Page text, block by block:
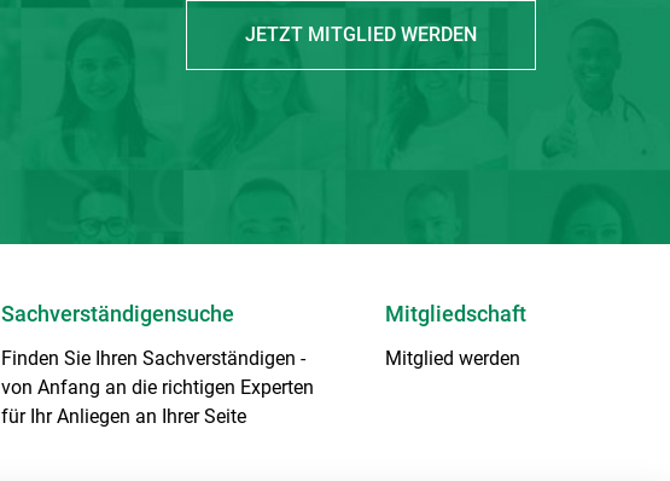
JETZT MITGLIED WERDEN
Sachverständigensuche
Finden Sie Ihren Sachverständigen -
von Anfang an die richtigen Experten
für Ihr Anliegen an Ihrer Seite
Mitgliedschaft
Mitglied werden